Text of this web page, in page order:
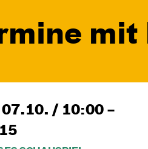
mit
07.10. / 10:00 –